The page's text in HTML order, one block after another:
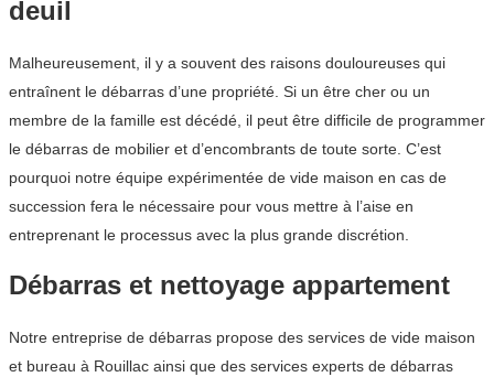
deuil
Malheureusement, il y a souvent des raisons douloureuses qui
entraînent le débarras d’une propriété. Si un être cher ou un
membre de la famille est décédé, il peut être difficile de programmer
le débarras de mobilier et d’encombrants de toute sorte. C’est
pourquoi notre équipe expérimentée de vide maison en cas de
succession fera le nécessaire pour vous mettre à l’aise en
entreprenant le processus avec la plus grande discrétion.
Débarras et nettoyage appartement
Notre entreprise de débarras propose des services de vide maison
et bureau à Rouillac ainsi que des services experts de débarras